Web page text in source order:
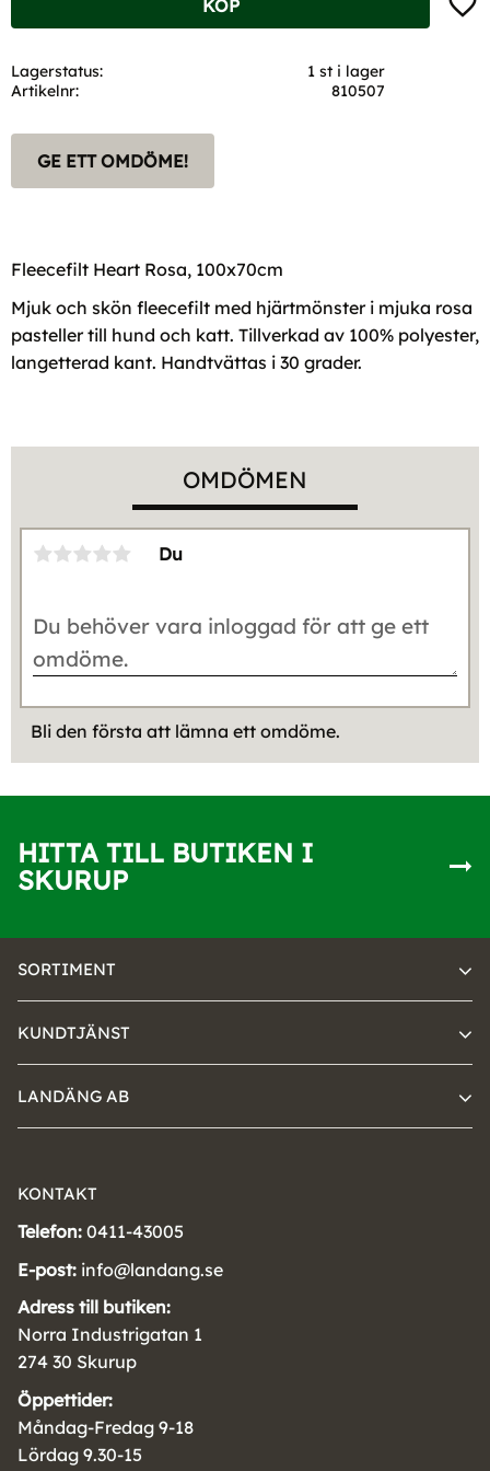
KÖP
Lagerstatus
1 st i lager
Artikelnr
810507
GE ETT OMDÖME!
Fleecefilt Heart Rosa, 100x70cm
Mjuk och skön fleecefilt med hjärtmönster i mjuka rosa
pasteller till hund och katt. Tillverkad av 100% polyester,
langetterad kant. Handtvättas i 30 grader.
OMDÖMEN
Du
Bli den första att lämna ett omdöme.
HITTA TILL BUTIKEN I
SKURUP
SORTIMENT
KUNDTJÄNST
LANDÄNG AB
KONTAKT
Telefon: 0411-43005
E-post: info@landang.se
Adress till butiken:
Norra Industrigatan 1
274 30 Skurup
Öppettider:
Måndag-Fredag 9-18
Lördag 9.30-15